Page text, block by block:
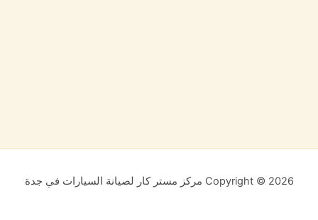
Copyright © 2026 مركز مستر كار لصيانة السيارات في جدة